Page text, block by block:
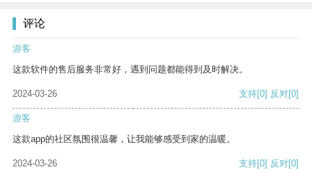
评论
游客
这款软件的售后服务非常好，遇到问题都能得到及时解决。
2024-03-26 支持[0] 反对[0]
游客
这款app的社区氛围很温馨，让我能够感受到家的温暖。
2024-03-26 支持[0] 反对[0]